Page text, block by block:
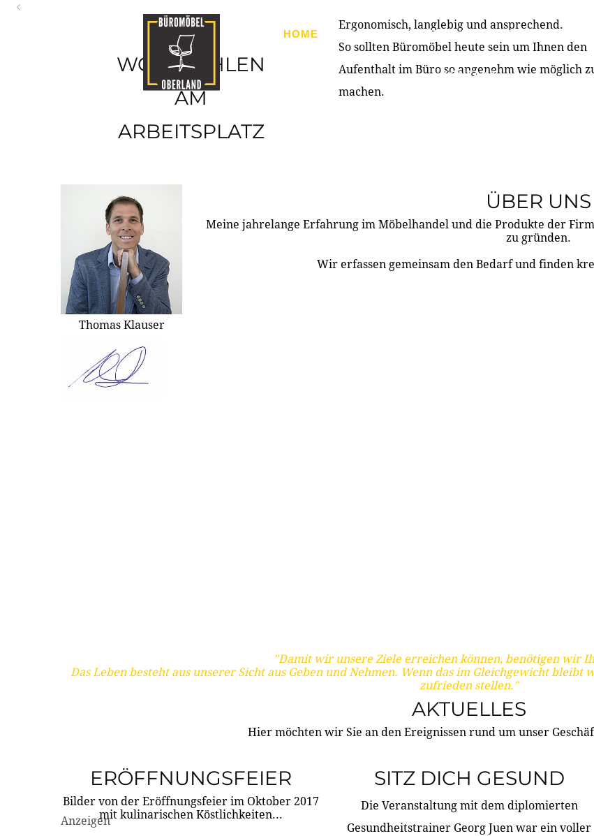
HOME PRODUKTE ÜBER UNS PARTNER &
KONTAKT
WOHLFÜHLEN
AM
ARBEITSPLATZ
Ergonomisch, langlebig und ansprechend.
So sollten Büromöbel heute sein um Ihnen den
Aufenthalt im Büro so angenehm wie möglich
machen.
Thomas Klauser
ÜBER UNS
Meine jahrelange Erfahrung im Möbelhandel und die Produkte der
zu gründen.
Wir erfassen gemeinsam den Bedarf und finden
"Damit wir unsere Ziele erreichen können, benötigen wir
Das Leben besteht aus unserer Sicht aus Geben und Nehmen. Wenn das im Gleichgewicht
zufrieden stellen."
AKTUELLES
Hier möchten wir Sie an den Ereignissen rund um unser
ERÖFFNUNGSFEIER
Bilder von der Eröffnungsfeier im Oktober 2017
mit kulinarischen Köstlichkeiten...
Anzeigen
SITZ DICH GESUND
Die Veranstaltung mit dem diplomierten
Gesundheitstrainer Georg Juen war ein voller